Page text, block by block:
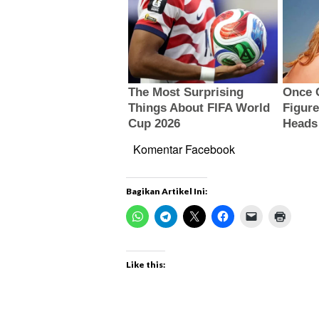
Komentar Facebook
Bagikan Artikel Ini:
Like this: